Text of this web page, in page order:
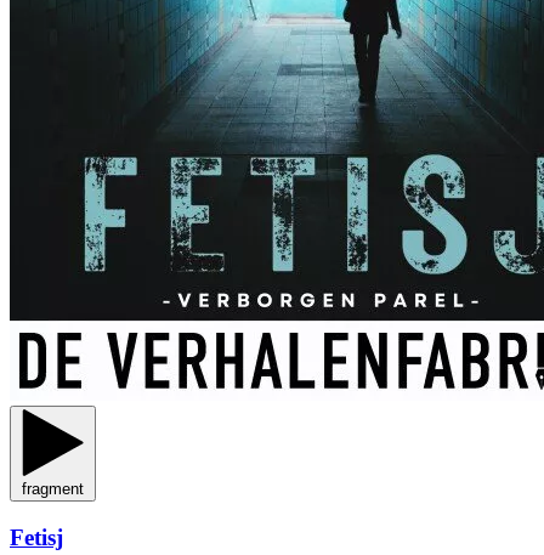
fragment
Fetisj